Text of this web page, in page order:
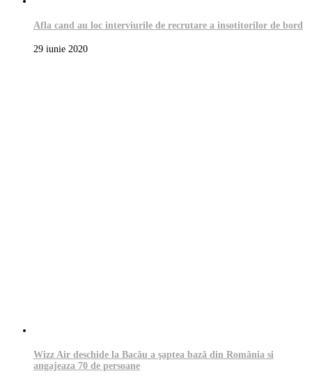
Afla cand au loc interviurile de recrutare a insotitorilor de bord
29 iunie 2020
Wizz Air deschide la Bacău a şaptea bază din România si
angajeaza 70 de persoane